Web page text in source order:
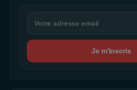
Je m'inscris